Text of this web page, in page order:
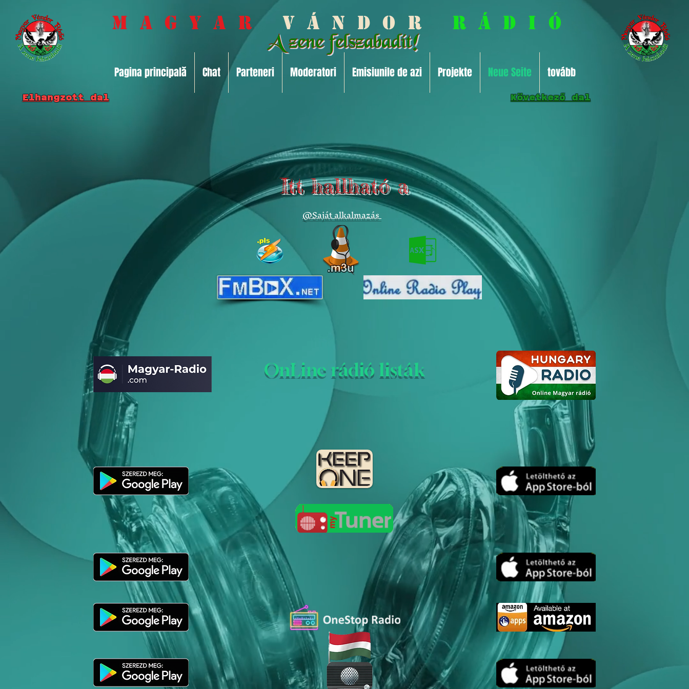
Pagina principală Chat Parteneri Moderatori Emisiunile de azi Projekte Neue Seite tovább
M a g y a r V á n d o r R á d i ó
Elhangzott dal Következő dal
Itt hallható a
@Saját alkalmazás
OnLine rádió listák